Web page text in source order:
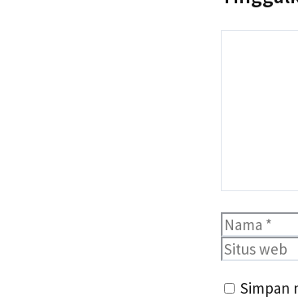
Nama
Simpan